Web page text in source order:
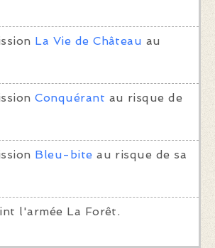
La Vie de Château au
Conquérant au risque de
Bleu-bite au risque de sa
l'armée La Forêt.